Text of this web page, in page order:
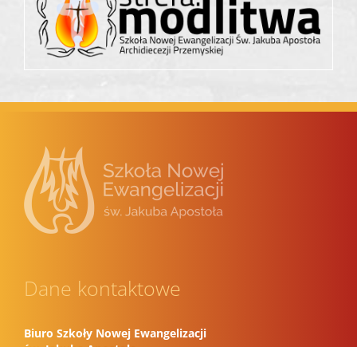
Dane kontaktowe
Biuro Szkoły Nowej Ewangelizacji